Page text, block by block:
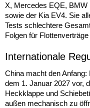
X, Mercedes EQE, BMW
sowie der Kia EV4. Sie
Tests schlechtere
Folgen für
Internationale
China macht den
dem 1. Januar 2027 vor,
Heckklappe und
außen mechanisch zu